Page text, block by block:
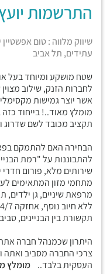
התרשמות יועץ
שיווק מלווה : טום
עתידים, תל אביב
שטח מושקע ומיוחד בעל
לחברות הזנק, שילוב
אשר יוצר גמישות
מומלץ מאוד..! בייחוד
תקציב מכובד לשם
הבחירה האם להתמקם
להתבוננות על "רמת
מתחמי מזון המתאימים
תקשורת בין הבניינים,
היתרון שכמנהל חברה
צרכי החברה מסביב ואתה
העסקית בלבד.. מומלץ